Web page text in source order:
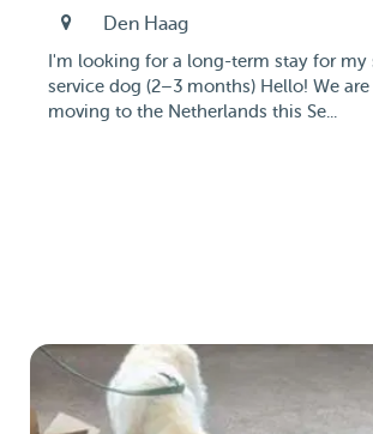
Den Haag
I'm looking for a long-term stay for my
service dog (2–3 months) Hello! We
moving to the Netherlands this Se...